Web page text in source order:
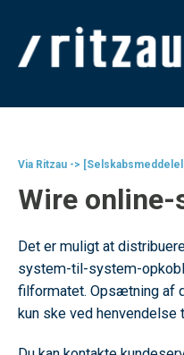
Via Ritzau ->
Wire
Det er muligt at
system-til-system-
filformatet. Opsætning af
kun ske ved henvendelse